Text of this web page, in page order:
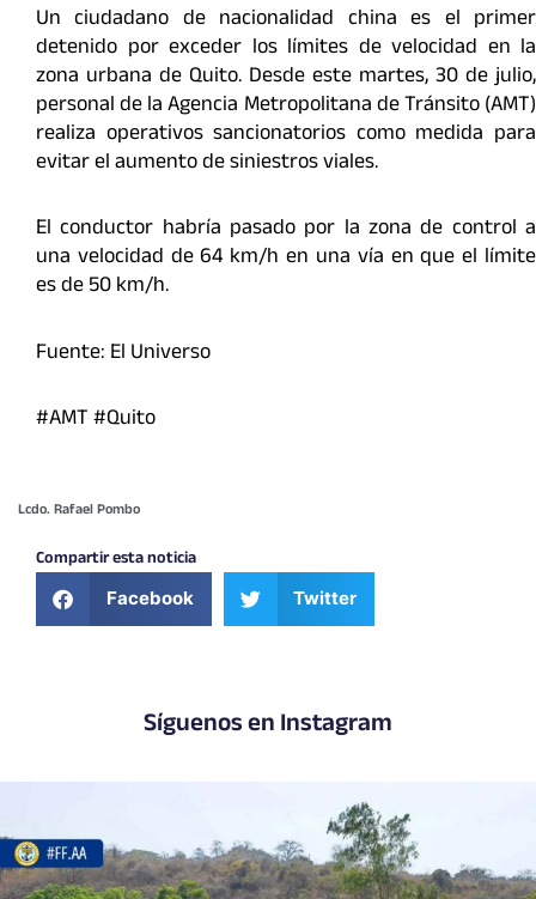
Un ciudadano de nacionalidad china es el primer
detenido por exceder los límites de velocidad en la
zona urbana de Quito. Desde este martes, 30 de julio,
personal de la Agencia Metropolitana de Tránsito (AMT)
realiza operativos sancionatorios como medida para
evitar el aumento de siniestros viales.
El conductor habría pasado por la zona de control a
una velocidad de 64 km/h en una vía en que el límite
es de 50 km/h.
Fuente: El Universo
#AMT #Quito
Lcdo. Rafael Pombo
Compartir esta noticia
Facebook Twitter
Síguenos en Instagram